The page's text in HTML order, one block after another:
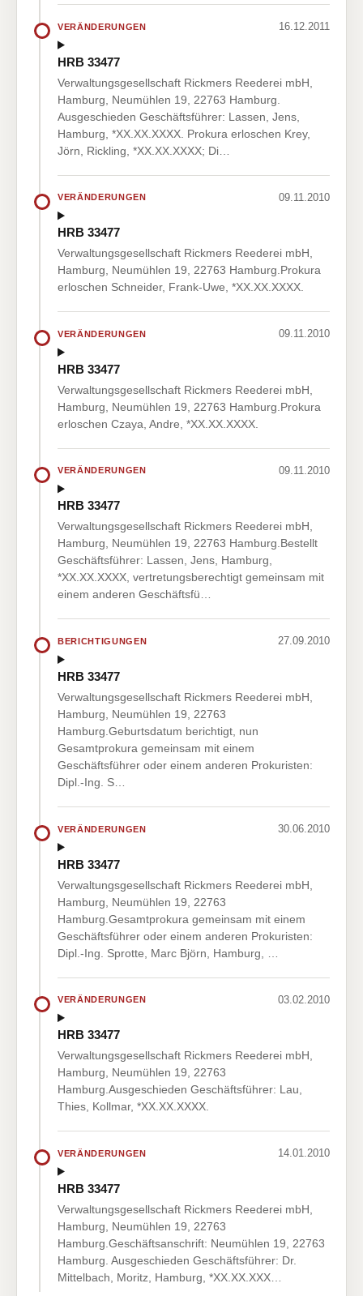
VERÄNDERUNGEN 16.12.2011
HRB 33477
Verwaltungsgesellschaft Rickmers Reederei mbH,
Hamburg, Neumühlen 19, 22763 Hamburg.
Ausgeschieden Geschäftsführer: Lassen, Jens,
Hamburg, *XX.XX.XXXX. Prokura erloschen Krey,
Jörn, Rickling, *XX.XX.XXXX; Di…
VERÄNDERUNGEN 09.11.2010
HRB 33477
Verwaltungsgesellschaft Rickmers Reederei mbH,
Hamburg, Neumühlen 19, 22763 Hamburg.Prokura
erloschen Schneider, Frank-Uwe, *XX.XX.XXXX.
VERÄNDERUNGEN 09.11.2010
HRB 33477
Verwaltungsgesellschaft Rickmers Reederei mbH,
Hamburg, Neumühlen 19, 22763 Hamburg.Prokura
erloschen Czaya, Andre, *XX.XX.XXXX.
VERÄNDERUNGEN 09.11.2010
HRB 33477
Verwaltungsgesellschaft Rickmers Reederei mbH,
Hamburg, Neumühlen 19, 22763 Hamburg.Bestellt
Geschäftsführer: Lassen, Jens, Hamburg,
*XX.XX.XXXX, vertretungsberechtigt gemeinsam mit
einem anderen Geschäftsfü…
BERICHTIGUNGEN 27.09.2010
HRB 33477
Verwaltungsgesellschaft Rickmers Reederei mbH,
Hamburg, Neumühlen 19, 22763
Hamburg.Geburtsdatum berichtigt, nun
Gesamtprokura gemeinsam mit einem
Geschäftsführer oder einem anderen Prokuristen:
Dipl.-Ing. S…
VERÄNDERUNGEN 30.06.2010
HRB 33477
Verwaltungsgesellschaft Rickmers Reederei mbH,
Hamburg, Neumühlen 19, 22763
Hamburg.Gesamtprokura gemeinsam mit einem
Geschäftsführer oder einem anderen Prokuristen:
Dipl.-Ing. Sprotte, Marc Björn, Hamburg, …
VERÄNDERUNGEN 03.02.2010
HRB 33477
Verwaltungsgesellschaft Rickmers Reederei mbH,
Hamburg, Neumühlen 19, 22763
Hamburg.Ausgeschieden Geschäftsführer: Lau,
Thies, Kollmar, *XX.XX.XXXX.
VERÄNDERUNGEN 14.01.2010
HRB 33477
Verwaltungsgesellschaft Rickmers Reederei mbH,
Hamburg, Neumühlen 19, 22763
Hamburg.Geschäftsanschrift: Neumühlen 19, 22763
Hamburg. Ausgeschieden Geschäftsführer: Dr.
Mittelbach, Moritz, Hamburg, *XX.XX.XXX…